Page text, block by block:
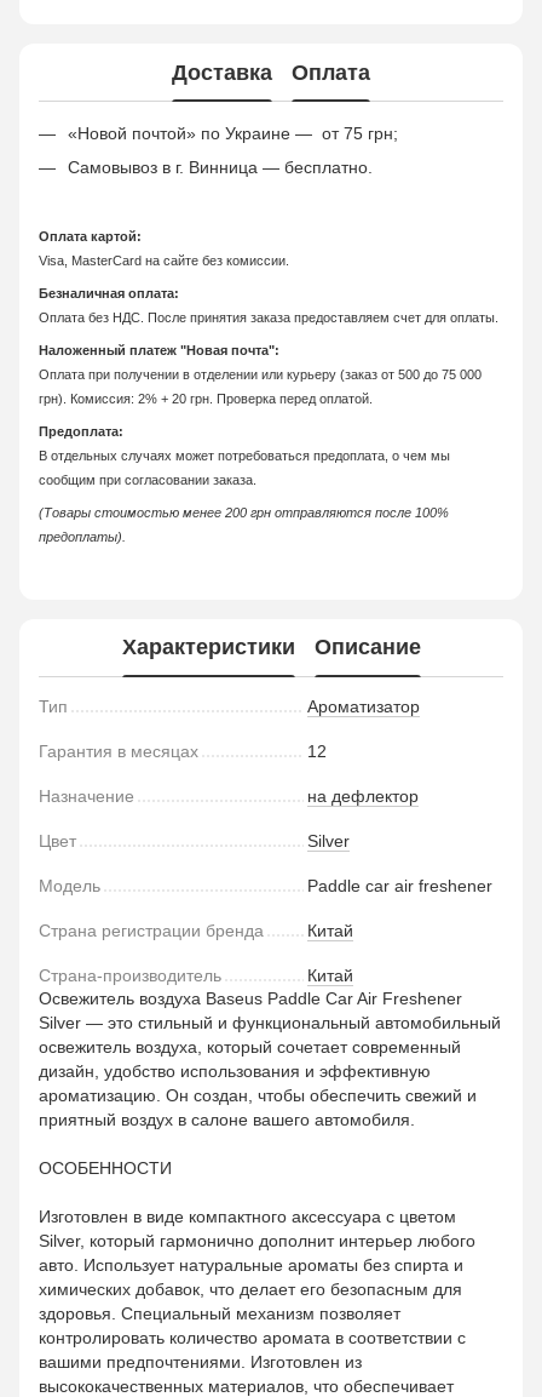
Доставка Оплата
«Новой почтой» по Украине — от 75 грн;
Самовывоз в г. Винница — бесплатно.
Оплата картой:
Visa, MasterCard на сайте без комиссии.
Безналичная оплата:
Оплата без НДС. После принятия заказа предоставляем счет для оплаты.
Наложенный платеж "Новая почта":
Оплата при получении в отделении или курьеру (заказ от 500 до 75 000
грн). Комиссия: 2% + 20 грн. Проверка перед оплатой.
Предоплата:
В отдельных случаях может потребоваться предоплата, о чем мы
сообщим при согласовании заказа.
(Товары стоимостью менее 200 грн отправляются после 100%
предоплаты).
Характеристики Описание
Тип Ароматизатор
Гарантия в месяцах 12
Назначение на дефлектор
Цвет Silver
Модель Paddle car air freshener
Страна регистрации бренда Китай
Страна-производитель
Китай
Освежитель воздуха Baseus Paddle Car Air Freshener
Silver — это стильный и функциональный автомобильный
освежитель воздуха, который сочетает современный
дизайн, удобство использования и эффективную
ароматизацию. Он создан, чтобы обеспечить свежий и
приятный воздух в салоне вашего автомобиля.
ОСОБЕННОСТИ
Изготовлен в виде компактного аксессуара с цветом
Silver, который гармонично дополнит интерьер любого
авто. Использует натуральные ароматы без спирта и
химических добавок, что делает его безопасным для
здоровья. Специальный механизм позволяет
контролировать количество аромата в соответствии с
вашими предпочтениями. Изготовлен из
высококачественных материалов, что обеспечивает